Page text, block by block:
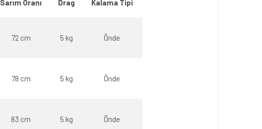
Sarım Oranı Drag Kalama Tipi
72 cm 5 kg Önde
78 cm 5 kg Önde
83 cm 5 kg Önde